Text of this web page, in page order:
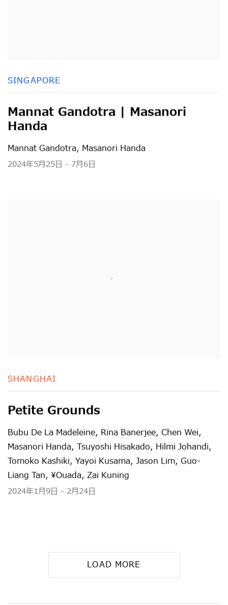
Mannat Gandotra | Masanori
Handa
Mannat Gandotra, Masanori Handa
2024年5月25日 - 7月6日
SINGAPORE
Petite Grounds
Bubu De La Madeleine, Rina Banerjee, Chen Wei,
Masanori Handa, Tsuyoshi Hisakado, Hilmi Johandi,
Tomoko Kashiki, Yayoi Kusama, Jason Lim, Guo-
Liang Tan, ¥ouada, Zai Kuning
2024年1月9日 - 2月24日
SHANGHAI
LOAD MORE